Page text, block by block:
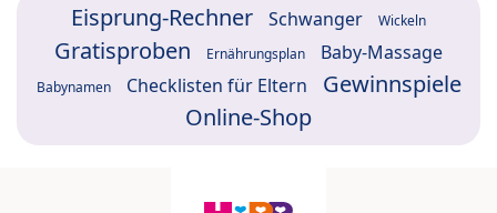
Eisprung-Rechner Schwanger Wickeln
Gratisproben Ernährungsplan Baby-Massage
Babynamen Checklisten für Eltern
Gewinnspiele
Online-Shop